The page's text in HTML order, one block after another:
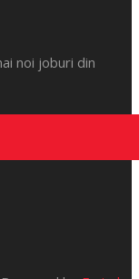
noi joburi din